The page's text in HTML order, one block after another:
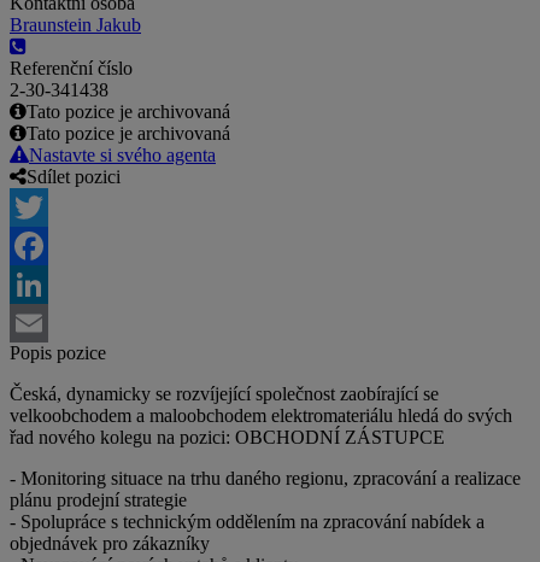
Braunstein Jakub
Referenční číslo
2-30-341438
Tato pozice je archivovaná
Tato pozice je archivovaná
Nastavte si svého agenta
Sdílet pozici
Twitter
Facebook
LinkedIn
Email
Popis pozice
Česká, dynamicky se rozvíjející společnost zaobírající se
velkoobchodem a maloobchodem elektromateriálu hledá do svých
řad nového kolegu na pozici: OBCHODNÍ ZÁSTUPCE
- Monitoring situace na trhu daného regionu, zpracování a realizace
plánu prodejní strategie
- Spolupráce s technickým oddělením na zpracování nabídek a
objednávek pro zákazníky